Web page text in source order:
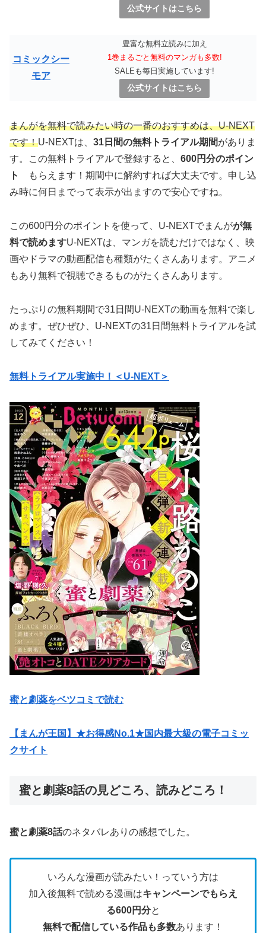
公式サイトはこちら
コミックシー
モア
豊富な無料立読みに加え
1巻まるごと無料のマンガも多数!
SALEも毎日実施しています!
公式サイトはこちら
まんがを無料で読みたい時の一番のおすすめは、U-NEXT
です！U-NEXTは、 31日間の無料トライアル期間がありま
す。この無料トライアルで登録すると、 600円分のポイン
ト
もらえます！期間中に解約すれば大丈夫です。申し込
み時に何日までって表示が出ますので安心ですね。
この600円分のポイントを使って、U-NEXTでまんがが無
料で読めますU-NEXTは、マンガを読むだけではなく、映
画やドラマの動画配信も種類がたくさんあります。アニメ
もあり無料で視聴できるものがたくさんあります。
たっぷりの無料期間で31日間U-NEXTの動画を無料で楽し
めます。ぜひぜひ、U-NEXTの31日間無料トライアルを試
してみてください！
無料トライアル実施中！＜U-NEXT＞
蜜と劇薬をベツコミで読む
【まんが王国】★お得感No.1★国内最大級の電子コミッ
クサイト
蜜と劇薬8話の見どころ、読みどころ！
蜜と劇薬8話のネタバレありの感想でした。
いろんな漫画が読みたい！っていう方は
加入後無料で読める漫画はキャンペーンでもらえ
る600円分と
無料で配信している作品も多数あります！